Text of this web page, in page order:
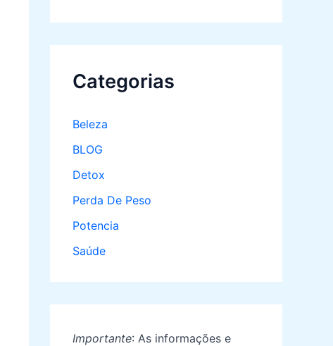
Categorias
Beleza
BLOG
Detox
Perda De Peso
Potencia
Saúde
Importante: As informações e